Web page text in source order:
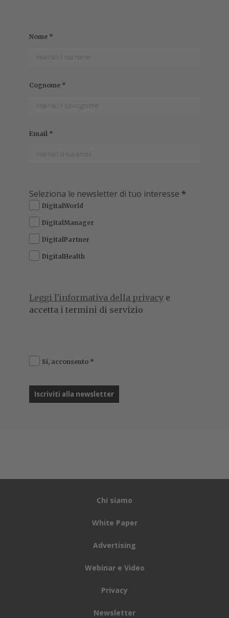
Nome *
Cognome *
Email *
Seleziona le newsletter di tuo interesse *
DigitalWorld
DigitalManager
DigitalPartner
DigitalHealth
Leggi l'informativa della privacy e
accetta i termini di servizio
Si, acconsento *
Chi siamo
White Paper
Advertising
Webinar e Video
Privacy
Newsletter